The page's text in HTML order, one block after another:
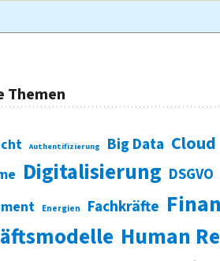
Themen
Authentifizierung Big Data Cloud
Digitalisierung DSGVO
Energien Fachkräfte
Human